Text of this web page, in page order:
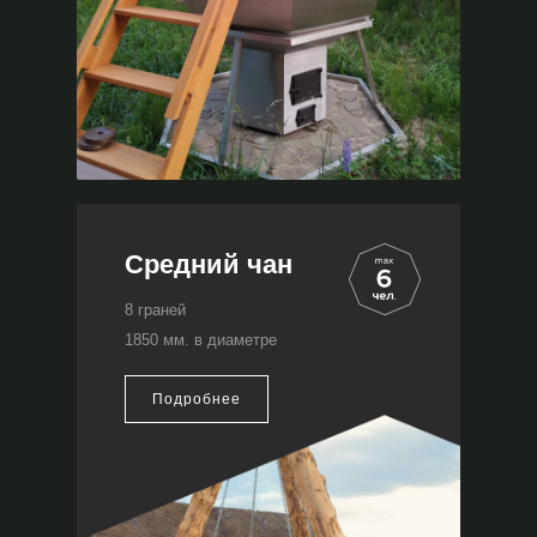
Cредний чан
8 граней
1850 мм. в диаметре
Подробнее